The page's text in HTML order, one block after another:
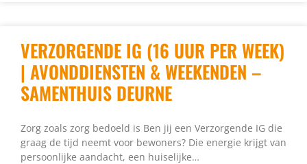
VERZORGENDE IG (16 UUR PER WEEK)
| AVONDDIENSTEN & WEEKENDEN –
SAMENTHUIS DEURNE
Zorg zoals zorg bedoeld is Ben jij een Verzorgende IG die
graag de tijd neemt voor bewoners? Die energie krijgt van
persoonlijke aandacht, een huiselijke…